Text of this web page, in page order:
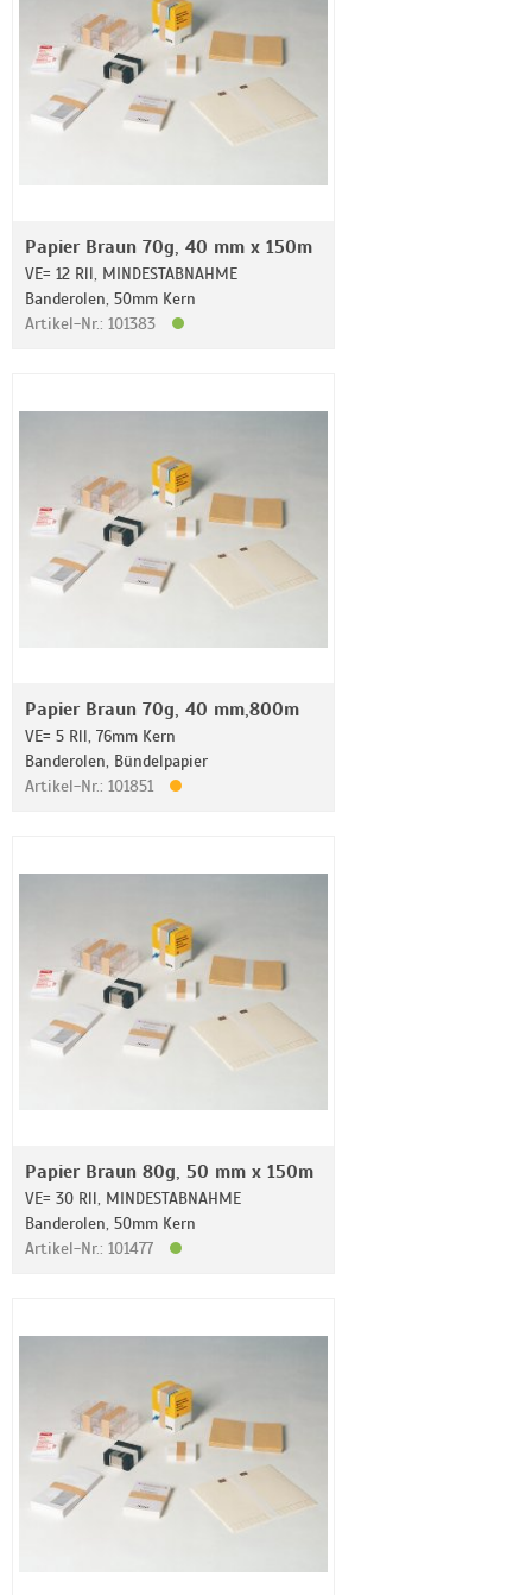
Papier Braun 70g, 40 mm x 150m
VE= 12 Rll, MINDESTABNAHME
Banderolen, 50mm Kern
Artikel-Nr.: 101383
Papier Braun 70g, 40 mm,800m
VE= 5 Rll, 76mm Kern
Banderolen, Bündelpapier
Artikel-Nr.: 101851
Papier Braun 80g, 50 mm x 150m
VE= 30 Rll, MINDESTABNAHME
Banderolen, 50mm Kern
Artikel-Nr.: 101477